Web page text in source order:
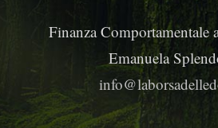
Finanza Comportamentale
Emanuela